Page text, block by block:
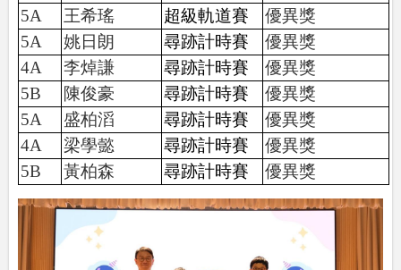
5A
王希瑤 超級軌道賽
優異獎
5A
姚日朗 尋跡計時賽
優異獎
4A
李焯謙 尋跡計時賽
優異獎
5B
陳俊豪 尋跡計時賽
優異獎
5A
盛柏滔 尋跡計時賽
優異獎
4A
梁學懿 尋跡計時賽
優異獎
5B
黃柏森 尋跡計時賽 優異獎